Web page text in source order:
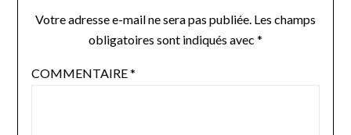
Votre adresse e-mail ne sera pas publiée. Les champs
obligatoires sont indiqués avec *
COMMENTAIRE*